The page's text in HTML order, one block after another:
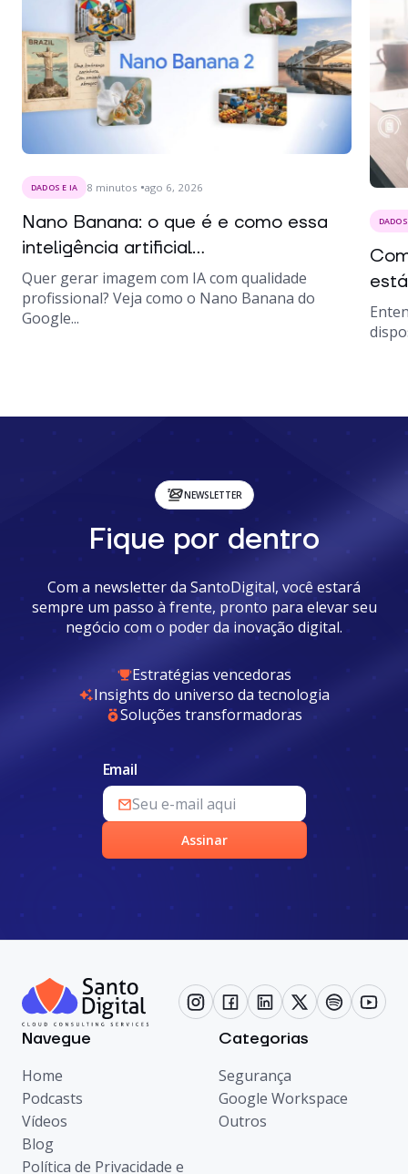
DADOS E IA 8 minutos ago 6, 2026
Nano Banana: o que é e como essa
inteligência artificial...
Quer gerar imagem com IA com qualidade
profissional? Veja como o Nano Banana do
Google...
NEWSLETTER
Fique por dentro
Com a newsletter da SantoDigital, você estará
sempre um passo à frente, pronto para elevar seu
negócio com o poder da inovação digital.
Estratégias vencedoras
Insights do universo da tecnologia
Soluções transformadoras
Email
Assinar
Navegue
Home
Podcasts
Vídeos
Blog
Política de Privacidade e
Categorias
Segurança
Google Workspace
Outros